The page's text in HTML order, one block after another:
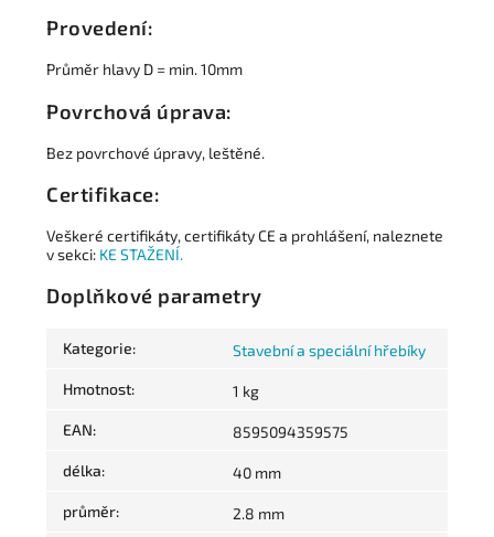
Provedení:
Průměr hlavy D = min. 10mm
Povrchová úprava:
Bez povrchové úpravy, leštěné.
Certifikace:
Veškeré certifikáty, certifikáty CE a prohlášení, naleznete
v sekci: KE STAŽENÍ.
Doplňkové parametry
Kategorie: Stavební a speciální hřebíky
Hmotnost: 1 kg
EAN: 8595094359575
délka: 40 mm
průměr: 2.8 mm